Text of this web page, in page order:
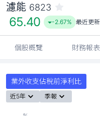
濾能 6823
65.40 -2.67% 最近更新
個股概覽 財務報表
業外收支佔稅前淨利比
近5年 季報